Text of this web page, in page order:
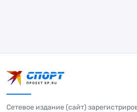
Сетевое издание (сайт)